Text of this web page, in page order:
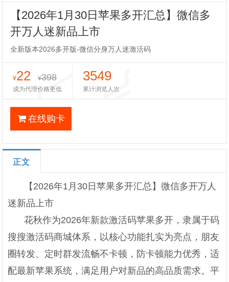
【2026年1月30日苹果多开汇总】微信多
开万人迷新品上市
全新版本2026多开版-微信分身万人迷激活码
¥22 ¥398
成为代理价格更低
3549
累计浏览人次
在线购卡
正文
【2026年1月30日苹果多开汇总】微信多开万人
迷新品上市
花秋作为2026年新款激活码苹果多开，隶属于码
搜搜激活码商城体系，以核心功能扎实为亮点，朋友
圈转发、定时群发流畅不卡顿，防卡顿能力优秀，适
配最新苹果系统，满足用户对新品的高品质需求。平